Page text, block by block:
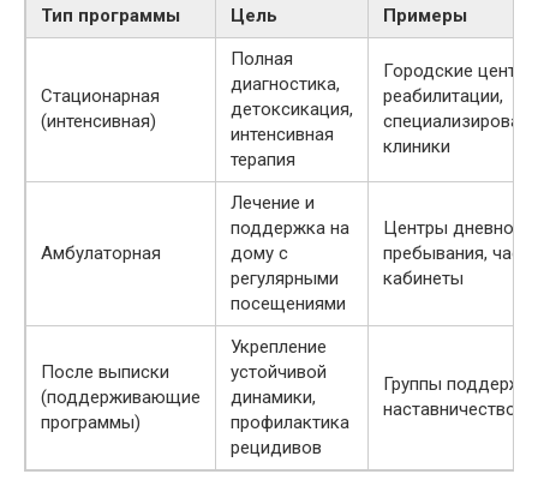
Тип программы Цель Примеры
Стационарная
(интенсивная)
Полная
диагностика,
детоксикация,
интенсивная
терапия
Городские центры
реабилитации,
клиники
Амбулаторная
Лечение и
поддержка на
дому с
регулярными
посещениями
Центры дневного
пребывания,
кабинеты
После выписки
(поддерживающие
программы)
Укрепление
устойчивой
динамики,
профилактика
рецидивов
Группы
наставничество